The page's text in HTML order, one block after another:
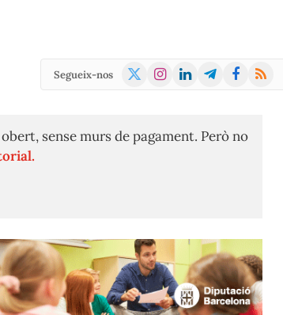
Segueix-nos
X
Instagram
LinkedInTelegramFacebook
RSS
sense murs de pagament. Però no